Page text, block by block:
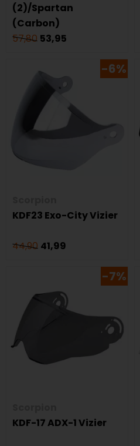
(2)/Spartan
(Carbon)
57,80 53,95
-6%
KDF23 Exo-City Vizier
44,90 41,99
-7%
KDF-17 ADX-1 Vizier